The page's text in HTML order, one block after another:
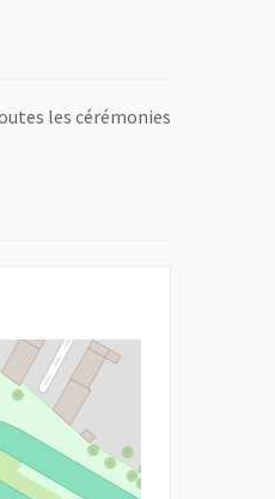
les cérémonies